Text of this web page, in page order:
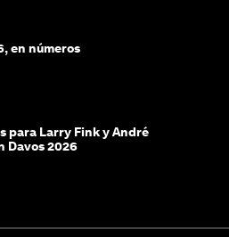
en números
para Larry Fink y André
Davos 2026